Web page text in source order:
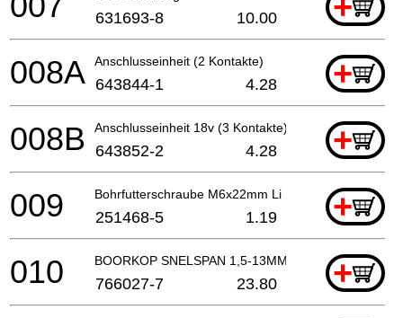
631693-8 10.00
Anschlusseinheit (2 Kontakte) +
008A 643844-1 4.28
Anschlusseinheit 18v (3 Kontakte) +
008B 643852-2 4.28
Bohrfutterschraube M6x22mm Li +
009 251468-5 1.19
BOORKOP SNELSPAN 1,5-13MM +
010 766027-7 23.80